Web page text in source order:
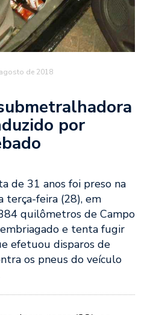
de 2018
por
de 31 anos foi preso na
terça-feira (28), em
quilômetros de Campo
e tenta fugir
efetuou disparos de
os pneus do veículo